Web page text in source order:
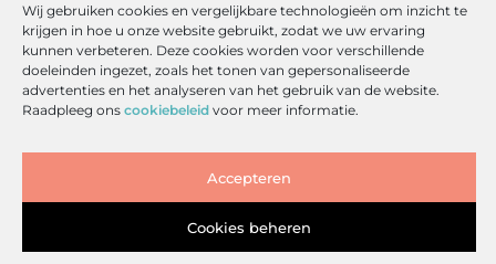
Wij gebruiken cookies en vergelijkbare technologieën om inzicht te
krijgen in hoe u onze website gebruikt, zodat we uw ervaring
kunnen verbeteren. Deze cookies worden voor verschillende
doeleinden ingezet, zoals het tonen van gepersonaliseerde
advertenties en het analyseren van het gebruik van de website.
Raadpleeg ons cookiebeleid voor meer informatie.
Accepteren
Cookies beheren
Beroemdheden Uit de Media Partners Over ons
Contact Artikel publiceren Website index Cookiebeleid (EU)
Inkomsten genereren met jouw website: haal alles uit je online platform
All Rights Reserved © 2025
www.totaalzorgwonen.nl.